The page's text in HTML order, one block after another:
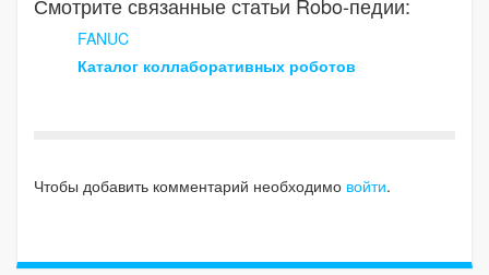
FANUC
Каталог коллаборативных роботов
Чтобы добавить комментарий необходимо войти.